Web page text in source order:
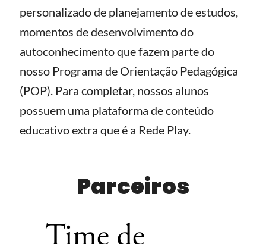
personalizado de planejamento de estudos,
momentos de desenvolvimento do
autoconhecimento que fazem parte do
nosso Programa de Orientação Pedagógica
(POP). Para completar, nossos alunos
possuem uma plataforma de conteúdo
educativo extra que é a Rede Play.
Parceiros